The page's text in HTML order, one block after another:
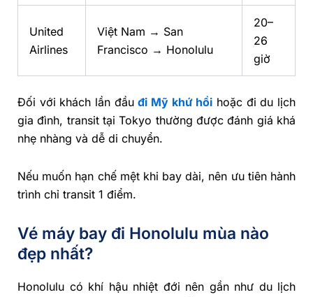
United
Airlines
Việt Nam → San
Francisco → Honolulu
20–
26
giờ
Đối với khách lần đầuđi Mỹ khứ hồi hoặc đi du lịch
gia đình, transit tại Tokyo thường được đánh giá khá
nhẹ nhàng và dễ di chuyển.
Nếu muốn hạn chế mệt khi bay dài, nên ưu tiên hành
trình chỉ transit 1 điểm.
Vé máy bay đi Honolulu mùa nào
đẹp nhất?
Honolulu có khí hậu nhiệt đới nên gần như du lịch